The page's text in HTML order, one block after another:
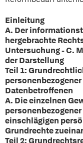
Einleitung
A. Der
hergebrachte
Untersuchung - C.
der Darstellung
Teil 1:
Datenbetroffenen
A. Die einzelnen
einschlägigen
Grundrechte
Teil 2: